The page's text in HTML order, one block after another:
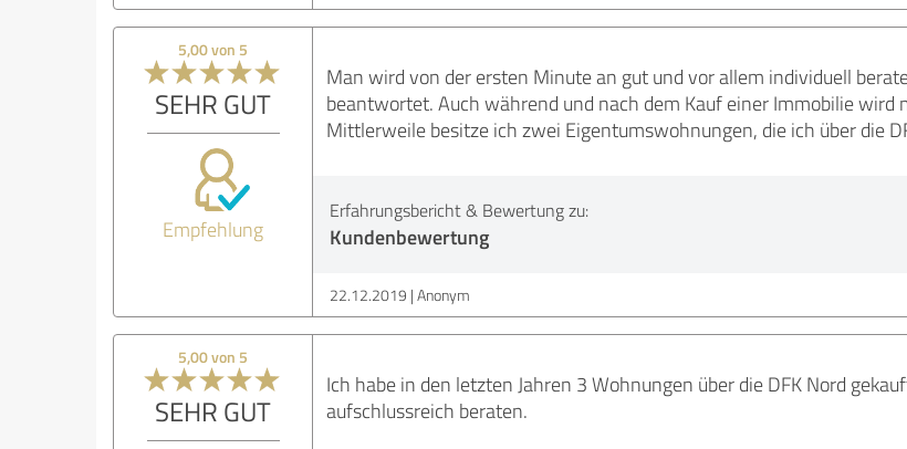
5,00 von 5
SEHR GUT
Empfehlung
Man wird von der ersten Minute an gut und vor allem individuell
beantwortet. Auch während und nach dem Kauf einer Immobilie wird
Mittlerweile besitze ich zwei Eigentumswohnungen, die ich über die
Erfahrungsbericht & Bewertung zu:
Kundenbewertung
22.12.2019 Anonym
5,00 von 5
SEHR GUT
Ich habe in den letzten Jahren 3 Wohnungen über die DFK Nord
aufschlussreich beraten.